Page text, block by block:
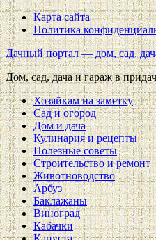
Карта сайта
Политика
Дачный портал — дом, сад,
Дом, сад, дача и гараж в
Хозяйкам на заметку
Сад и огород
Дом и дача
Кулинария и рецепты
Полезные советы
Строительство и ремонт
Животноводство
Арбуз
Баклажаны
Виноград
Кабачки